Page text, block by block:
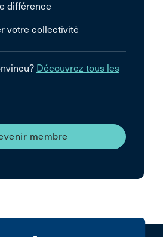
différence
votre collectivité
Découvrez tous les
membre